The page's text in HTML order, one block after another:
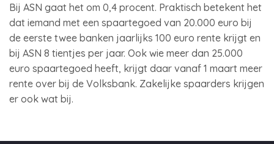
Bij ASN gaat het om 0,4 procent. Praktisch betekent het
dat iemand met een spaartegoed van 20.000 euro bij
de eerste twee banken jaarlijks 100 euro rente krijgt en
bij ASN 8 tientjes per jaar. Ook wie meer dan 25.000
euro spaartegoed heeft, krijgt daar vanaf 1 maart meer
rente over bij de Volksbank. Zakelijke spaarders krijgen
er ook wat bij.